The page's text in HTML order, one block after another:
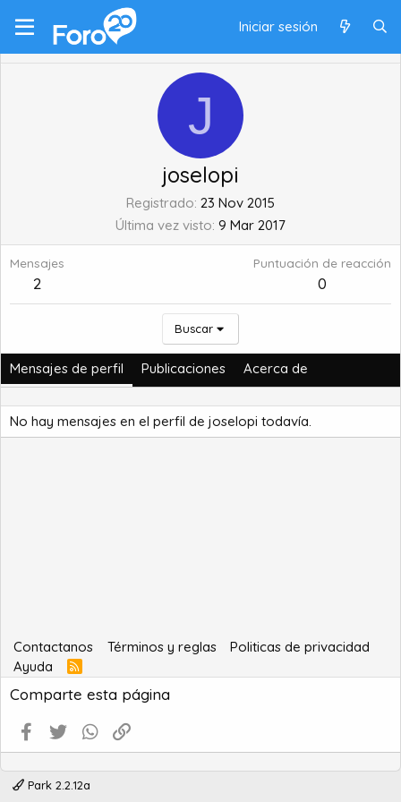
Iniciar sesión
J
joselopi
Registrado 23 Nov 2015
Última vez visto 9 Mar 2017
Mensajes
2
Puntuación de reacción
0
Buscar
Mensajes de perfil Publicaciones Acerca de
No hay mensajes en el perfil de joselopi todavía.
Contactanos Términos y reglas
Politicas de privacidad
Ayuda
R
S
S
Comparte esta página
Facebook
Twitter WhatsApp
Park 2.2.12a